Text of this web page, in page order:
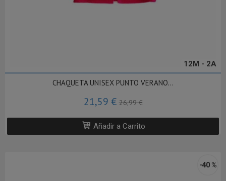
12M - 2A
CHAQUETA UNISEX PUNTO VERANO...
21,59 €26,99 €
Añadir a Carrito
-40 %